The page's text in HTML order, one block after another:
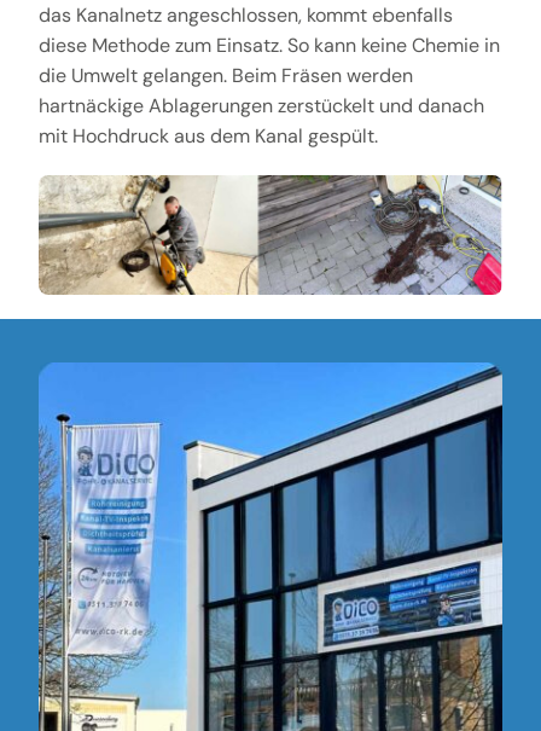
das Kanalnetz angeschlossen, kommt ebenfalls
diese Methode zum Einsatz. So kann keine Chemie in
die Umwelt gelangen. Beim Fräsen werden
hartnäckige Ablagerungen zerstückelt und danach
mit Hochdruck aus dem Kanal gespült.